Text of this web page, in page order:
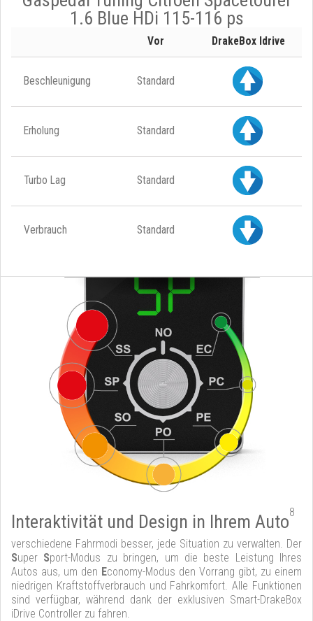
1.6 Blue HDi 115-116 ps
Vor DrakeBox Idrive
Beschleunigung Standard
Erholung Standard
Turbo Lag Standard
Verbrauch Standard
Interaktivität und Design in Ihrem Auto8
verschiedene Fahrmodi besser, jede Situation zu verwalten. Der
Super Sport-Modus zu bringen, um die beste Leistung Ihres
Autos aus, um den Economy-Modus den Vorrang gibt, zu einem
niedrigen Kraftstoffverbrauch und Fahrkomfort. Alle Funktionen
sind verfügbar, während dank der exklusiven Smart-DrakeBox
iDrive Controller zu fahren.